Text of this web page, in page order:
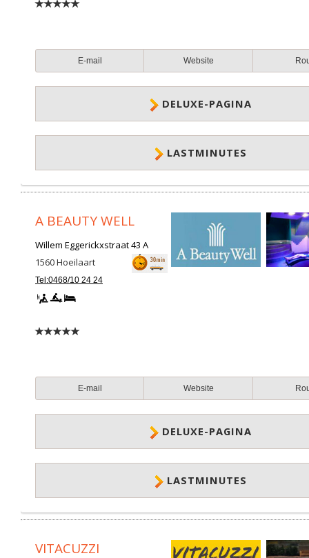
E-mail Website
DELUXE-PAGINA
LASTMINUTES
A BEAUTY WELL
Willem Eggerickxstraat 43 A
1560Hoeilaart
Tel:0468/10 24 24
E-mail Website
DELUXE-PAGINA
LASTMINUTES
VITACUZZI